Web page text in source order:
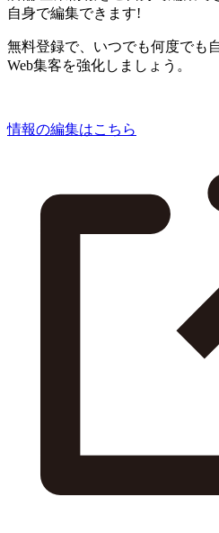
自身で編集できます!
無料登録で、いつでも何度でも
Web集客を強化しましょう。
情報の編集はこちら